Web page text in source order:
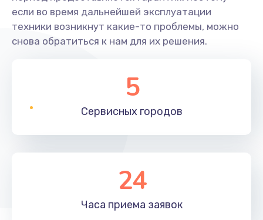
если во время дальнейшей эксплуатации
техники возникнут какие-то проблемы, можно
снова обратиться к нам для их решения.
5
Сервисных городов
24
Часа приема заявок